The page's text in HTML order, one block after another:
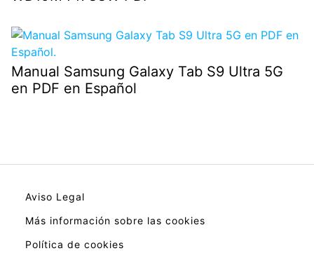
Manual Samsung Galaxy Tab S9 Ultra 5G
en PDF en Español
Aviso Legal
Más información sobre las cookies
Política de cookies